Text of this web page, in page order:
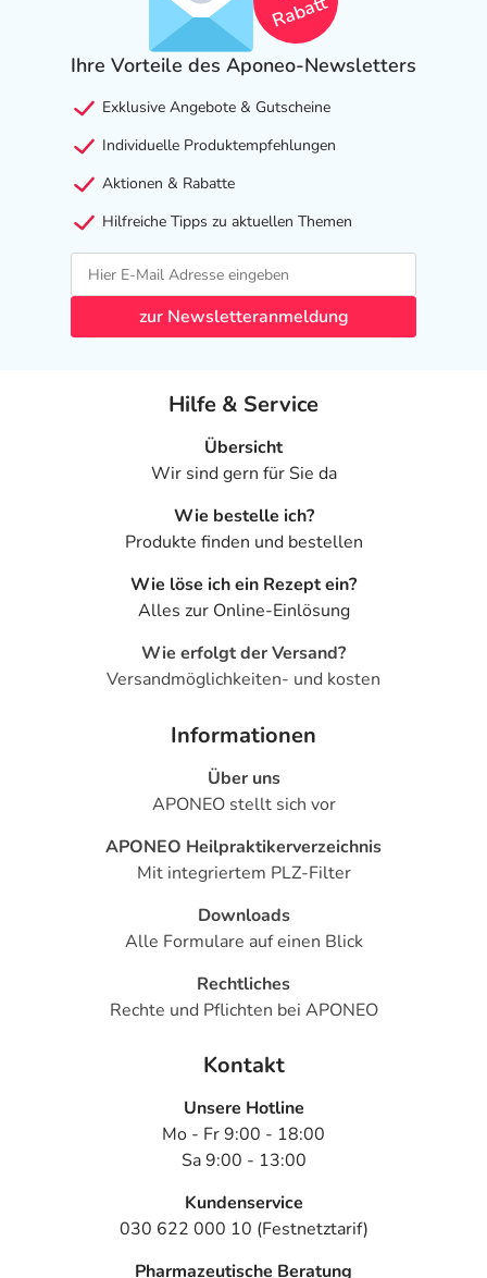
Rabatt
Ihre Vorteile des Aponeo-Newsletters
Exklusive Angebote & Gutscheine
Individuelle Produktempfehlungen
Aktionen & Rabatte
Hilfreiche Tipps zu aktuellen Themen
zur Newsletteranmeldung
Hilfe & Service
Übersicht
Wir sind gern für Sie da
Wie bestelle ich?
Produkte finden und bestellen
Wie löse ich ein Rezept ein?
Alles zur Online-Einlösung
Wie erfolgt der Versand?
Versandmöglichkeiten- und kosten
Informationen
Über uns
APONEO stellt sich vor
APONEO Heilpraktikerverzeichnis
Mit integriertem PLZ-Filter
Downloads
Alle Formulare auf einen Blick
Rechtliches
Rechte und Pflichten bei APONEO
Kontakt
Unsere Hotline
Mo - Fr 9:00 - 18:00
Sa 9:00 - 13:00
Kundenservice
030 622 000 10 (Festnetztarif)
Pharmazeutische Beratung